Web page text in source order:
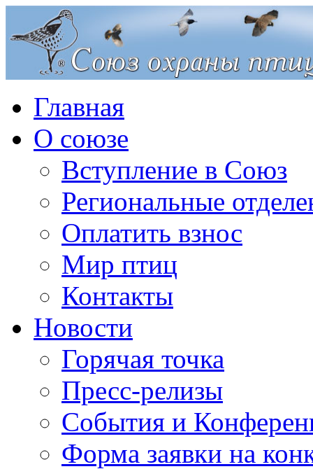
Главная
О союзе
Вступление в Союз
Региональные
Оплатить взнос
Мир птиц
Контакты
Новости
Горячая точка
Пресс-релизы
События и
Форма заявки на